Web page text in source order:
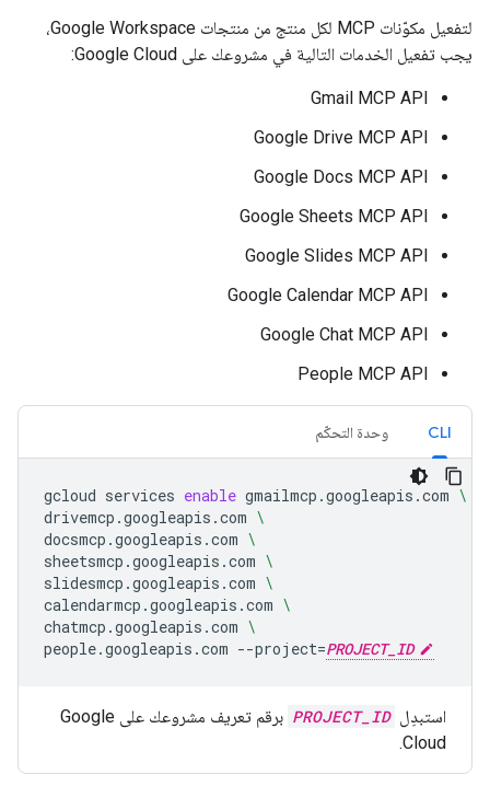
لتفعيل مكوّنات MCP لكل منتج من منتجات Google Workspace،
يجب تفعيل الخدمات التالية في مشروعك على Google Cloud:
Gmail MCP API
Google Drive MCP API
Google Docs MCP API
Google Sheets MCP API
Google Slides MCP API
Google Calendar MCP API
Google Chat MCP API
People MCP API
CLI وحدة التحكّم
gcloud services enable gmailmcp.googleapis.com \
drivemcp.googleapis.com \
docsmcp.googleapis.com \
sheetsmcp.googleapis.com \
slidesmcp.googleapis.com \
calendarmcp.googleapis.com \
chatmcp.googleapis.com \
people.googleapis.com --project=PROJECT_ID
استبدِل PROJECT_ID
برقم تعريف مشروعك على Google
Cloud.